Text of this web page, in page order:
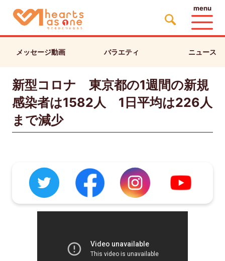
menu
メッセージ動画 バラエティ ニュース
新型コロナ 東京都の1週間の新規
感染者は1582人 1日平均は226人
まで減少